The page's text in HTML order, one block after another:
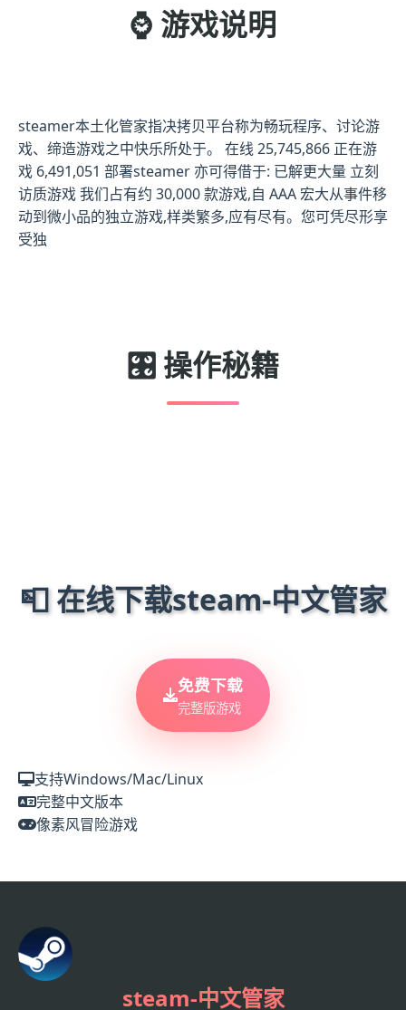
⌚ 游戏说明
steamer本土化管家指决拷贝平台称为畅玩程序、讨论游
戏、缔造游戏之中快乐所处于。 在线 25,745,866 正在游
戏 6,491,051 部署steamer 亦可得借于: 已解更大量 立刻
访质游戏 我们占有约 30,000 款游戏,自 AAA 宏大从事件移
动到微小品的独立游戏,样类繁多,应有尽有。您可凭尽形享
受独
🎛️ 操作秘籍
📮 在线下载steam-中文管家
免费下载
完整版游戏
支持Windows/Mac/Linux
完整中文版本
像素风冒险游戏
steam-中文管家